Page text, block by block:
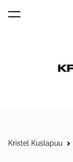
lisati ostukorvi.
Kristel Kuslapuu